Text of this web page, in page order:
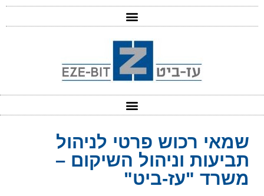
שמאי רכוש פרטי לניהול
תביעות וניהול השיקום –
משרד "עז-ביט"